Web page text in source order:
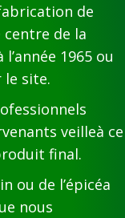
de
centre de la
1965 ou
site.
veilleà ce
final.
ou de l’épicéa
nous